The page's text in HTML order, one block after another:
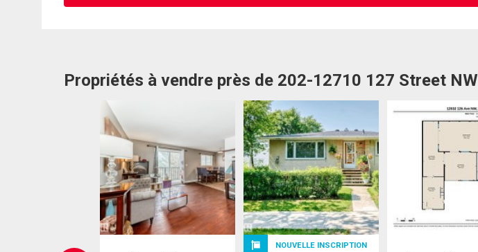
Propriétés à vendre près de 202-12710 127 Street NW
NOUVELLE INSCRIPTION